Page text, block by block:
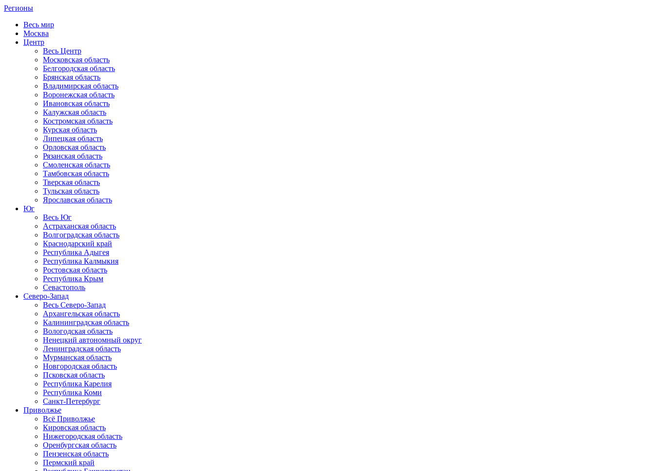
Регионы
Весь мир
Москва
Центр
Весь Центр
Московская область
Белгородская область
Брянская область
Владимирская область
Воронежская область
Ивановская область
Калужская область
Костромская область
Курская область
Липецкая область
Орловская область
Рязанская область
Смоленская область
Тамбовская область
Тверская область
Тульская область
Ярославская область
Юг
Весь Юг
Астраханская область
Волгоградская область
Краснодарский край
Республика Адыгея
Республика Калмыкия
Ростовская область
Республика Крым
Севастополь
Северо-Запад
Весь Северо-Запад
Архангельская область
Калининградская область
Вологодская область
Ненецкий автономный округ
Ленинградская область
Мурманская область
Новгородская область
Псковская область
Республика Карелия
Республика Коми
Санкт-Петербург
Приволжье
Всё Приволжье
Кировская область
Нижегородская область
Оренбургская область
Пензенская область
Пермский край